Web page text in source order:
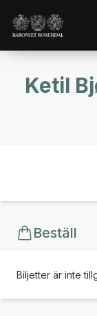
Ketil
Beställ
Biljetter är inte